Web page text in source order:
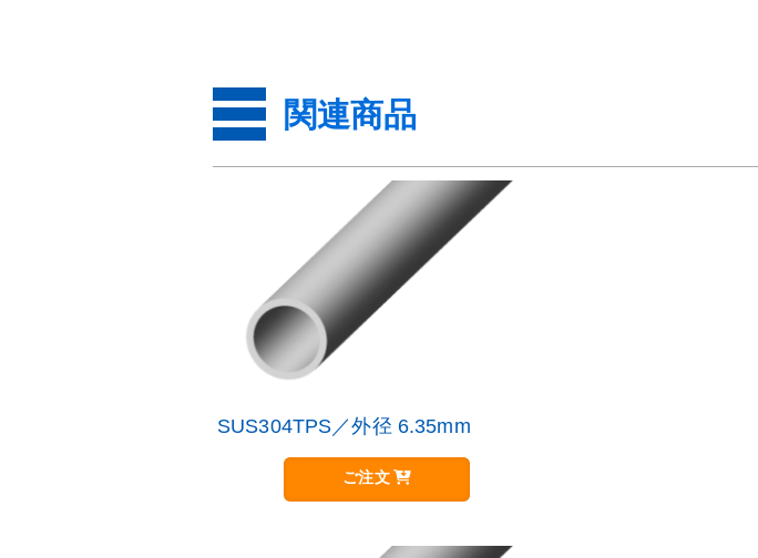
関連商品
SUS304TPS／外径 6.35mm
ご注文